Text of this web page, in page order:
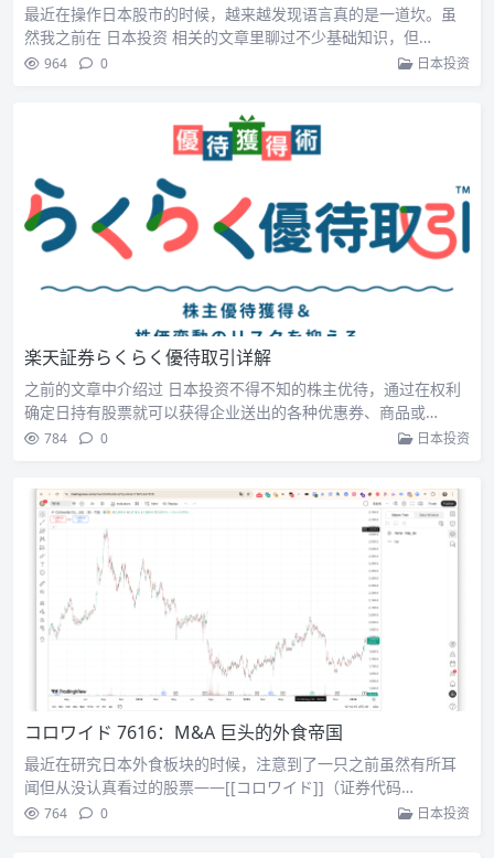
最近在操作日本股市的时候，越来越发现语言真的是一道坎。虽
然我之前在 日本投资 相关的文章里聊过不少基础知识，但…
964 0 日本投资
楽天証券らくらく優待取引详解
之前的文章中介绍过 日本投资不得不知的株主优待，通过在权利
确定日持有股票就可以获得企业送出的各种优惠券、商品或…
784 0 日本投资
コロワイド 7616：M&A 巨头的外食帝国
最近在研究日本外食板块的时候，注意到了一只之前虽然有所耳
闻但从没认真看过的股票——[[コロワイド]]（证券代码…
764 0 日本投资